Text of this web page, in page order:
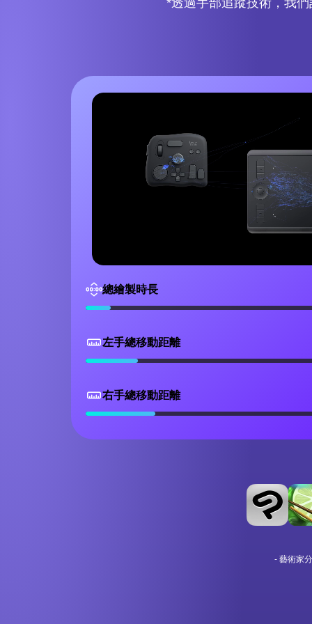
*透過手部追蹤技術，我
總繪製時長
左手總移動距離
右手總移動距離
- 藝術家